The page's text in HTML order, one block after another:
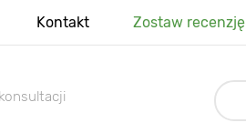
Kontakt Zostaw recenzję